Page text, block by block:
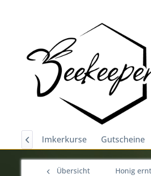
Imkerkurse Gutscheine

Übersicht Honig